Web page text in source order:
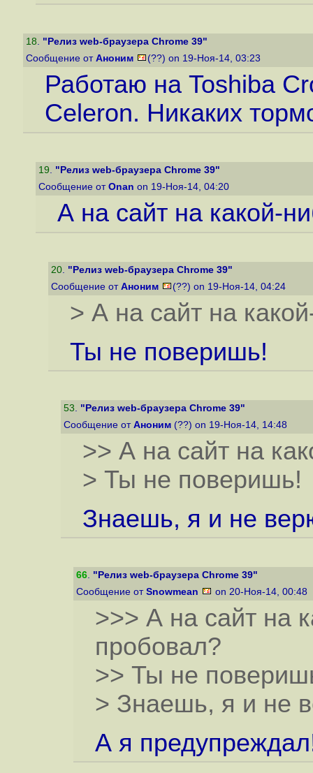
18. "Релиз web-браузера Chrome 39"
Сообщение от Аноним (??) on 19-Ноя-14, 03:23
Работаю на Toshiba
Celeron. Никаких
19. "Релиз web-браузера Chrome 39"
Сообщение от Onan on 19-Ноя-14, 04:20
А на сайт на какой-
20. "Релиз web-браузера Chrome 39"
Сообщение от Аноним (??) on 19-Ноя-14, 04:24
> А на сайт на
Ты не поверишь!
53. "Релиз web-браузера Chrome 39"
Сообщение от Аноним (??) on 19-Ноя-14, 14:48
>> А на сайт на
> Ты не поверишь!
Знаешь, я и не
66. "Релиз web-браузера Chrome 39"
Сообщение от Snowmean on 20-Ноя-14, 00:48
>>> А на сайт на
пробовал?
>> Ты не
> Знаешь, я и не
А я